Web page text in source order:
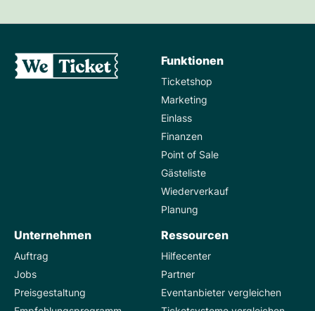
Funktionen
Ticketshop
Marketing
Einlass
Finanzen
Point of Sale
Gästeliste
Wiederverkauf
Planung
Unternehmen
Auftrag
Jobs
Preisgestaltung
Ressourcen
Hilfecenter
Partner
Eventanbieter vergleichen